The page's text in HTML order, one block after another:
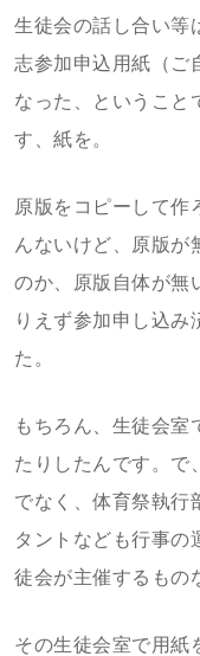
生徒会の話し合い等
志参加申込用紙（ご
なった、ということ
す、紙を。
原版をコピーして作
んないけど、原版が
のか、原版自体が無
りえず参加申し込み
た。
もちろん、生徒会室
たりしたんです。で
でなく、体育祭執行
タントなども行事の
徒会が主催するもの
その生徒会室で用紙